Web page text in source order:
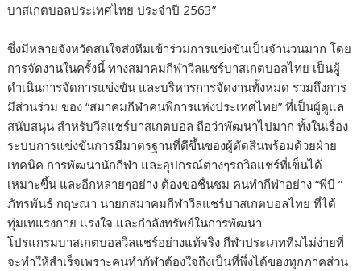
บาสเกตบอลประเทศไทย ประจำปี 2563”
ซึ่งมีหลายจังหวัดสนใจส่งทีมเข้าร่วมการแข่งขันเป็นจำนวนมาก โดย
การจัดงานในครั้งนี้ ทางสมาคมกีฬาวีลแชร์บาสเกตบอลไทย เป็นผู้
ดำเนินการจัดการแข่งขัน และบริหารการจัดงานทั้งหมด รวมถึงการ
มีส่วนร่วม ของ “สมาคมกีฬาคนพิการแห่งประเทศไทย” ที่เป็นผู้ดูแล
สนับสนุน สำหรับวีลแชร์บาสเกตบอล ถือว่าพัฒนาไปมาก ทั้งในเรื่อง
ระบบการแข่งขันการมีมาตรฐานที่ดีขึ้นของผู้ตัดสินพร้อมด้วยฝ่าย
เทคนิค การพัฒนานักกีฬา และอุปกรณ์ต่างๆรถวิลแชร์ที่เข็นได้
เหมาะขึ้น และอีกหลายๆอย่าง ต้องขอชื่นชม คนทำกีฬาอย่าง “พี่บี ”
ภัทรพันธ์ กฤษณา นายกสมาคมกีฬาวีลแชร์บาสเกตบอลไทย ที่ได้
ทุ่มเทแรงกาย แรงใจ และกำลังทรัพย์ในการพัฒนา
โปรแกรมบาสเกตบอลวิลแชร์อย่างแท้จริง กีฬาประเภททีมไม่ง่ายที่
จะทำให้สำเร็จเพราะคนทำกัฬาต้องใจถึงเป็นที่พึ่งได้ของทุกภาคส่วน